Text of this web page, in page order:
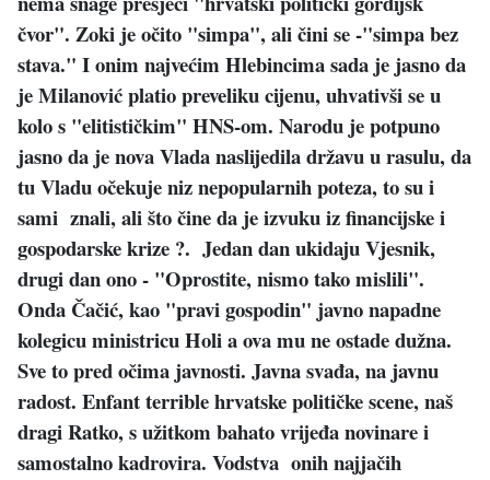
čvor". Zoki je očito "simpa", ali čini se -"simpa bez
stava." I onim najvećim Hlebincima sada je jasno da
je Milanović platio preveliku cijenu, uhvativši se u
kolo s "elitističkim" HNS-om. Narodu je potpuno
jasno da je nova Vlada naslijedila državu u rasulu, da
tu Vladu očekuje niz nepopularnih poteza, to su i
sami znali, ali što čine da je izvuku iz financijske i
gospodarske krize ?. Jedan dan ukidaju Vjesnik,
drugi dan ono - "Oprostite, nismo tako mislili".
Onda Čačić, kao "pravi gospodin" javno napadne
kolegicu ministricu Holi a ova mu ne ostade dužna.
Sve to pred očima javnosti. Javna svađa, na javnu
radost. Enfant terrible hrvatske političke scene, naš
dragi Ratko, s užitkom bahato vrijeđa novinare i
samostalno kadrovira. Vodstva onih najjačih